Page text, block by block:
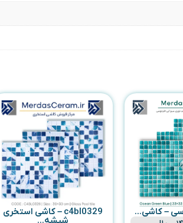
– کاشی... c4bl0329 – کاشی استخری
شیشه...